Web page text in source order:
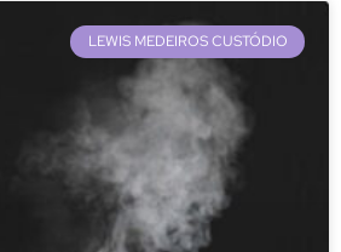
LEWIS MEDEIROS CUSTÓDIO